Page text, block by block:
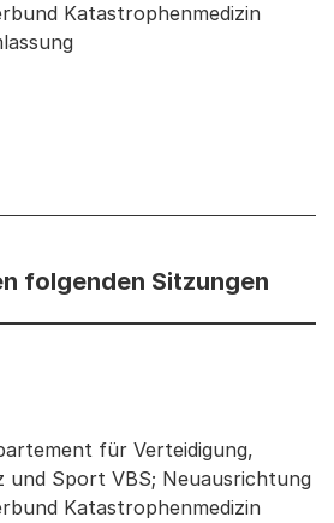
Katastrophenmedizin
folgenden Sitzungen
Sitzungen: Informationen
für Verteidigung,
und Sport VBS; Neuausrichtung
Katastrophenmedizin